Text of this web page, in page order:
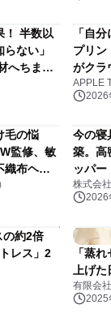
！ 半数以
ない」
へちまの
足元革
「自
プリン
がクラ
【
APPLE
2026
毛の悩
監修、敏
織布ヘア
今の寝
築。高
ッパー
株式会
2026
の約2倍
レス」2
「蒸
上げ
有限会
2025